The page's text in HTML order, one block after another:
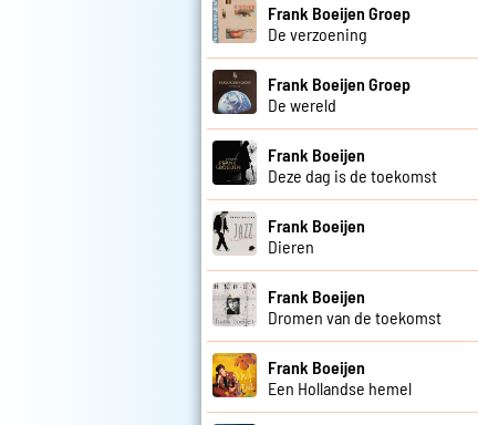
Frank Boeijen Groep
De verzoening
Frank Boeijen Groep
De wereld
Frank Boeijen
Deze dag is de toekomst
Frank Boeijen
Dieren
Frank Boeijen
Dromen van de toekomst
Frank Boeijen
Een Hollandse hemel